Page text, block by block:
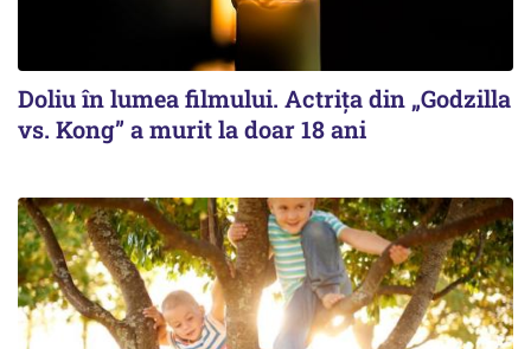
Doliu în lumea filmului. Actrița din „Godzilla
vs. Kong” a murit la doar 18 ani